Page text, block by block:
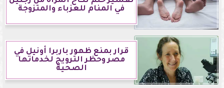
في المنام للعزباء والمتزوجة
قرار بمنع ظهور باربرا أونيل في
مصر وحظر الترويج لخدماتها
الصحية